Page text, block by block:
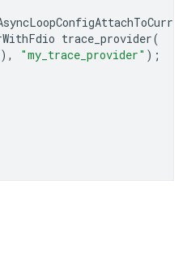
trace_provider(
"my_trace_provider" );